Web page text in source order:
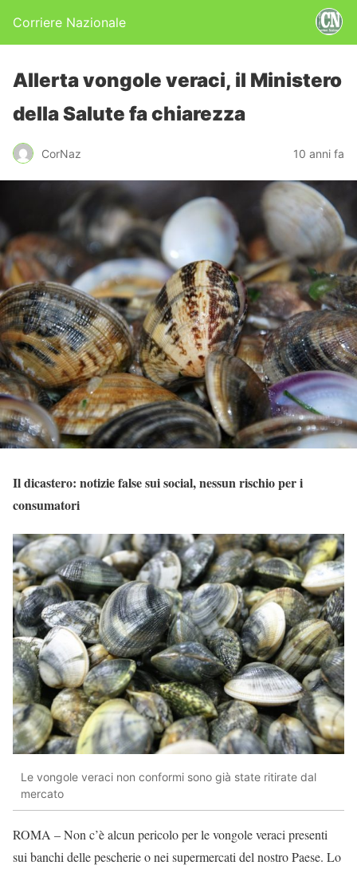
Corriere Nazionale
Allerta vongole veraci, il Ministero
della Salute fa chiarezza
CorNaz 10 anni fa
Il dicastero: notizie false sui social, nessun rischio per i
consumatori
Le vongole veraci non conformi sono già state ritirate dal
mercato
ROMA – Non c’è alcun pericolo per le vongole veraci presenti
sui banchi delle pescherie o nei supermercati del nostro Paese. Lo